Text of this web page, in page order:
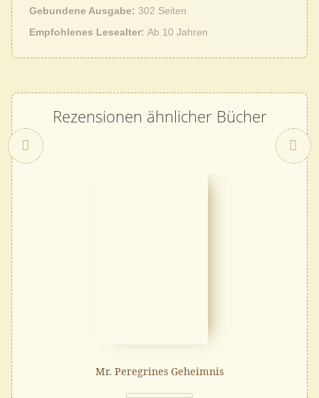
Gebundene Ausgabe
302 Seiten
Empfohlenes Lesealter Ab 10 Jahren
Rezensionen ähnlicher Bücher
Mr. Peregrines Geheimnis